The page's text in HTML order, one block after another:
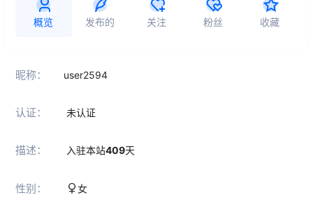
概览 发布的 关注 粉丝 收藏
昵称： user2594
认证： 未认证
描述： 入驻本站409天
性别： 女